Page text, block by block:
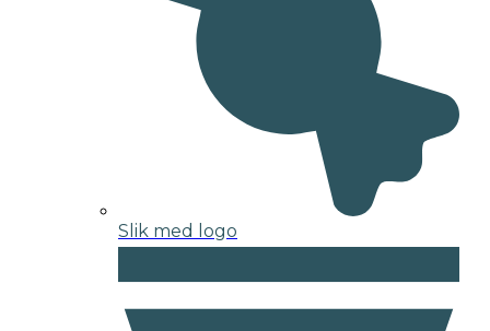
Slik med logo